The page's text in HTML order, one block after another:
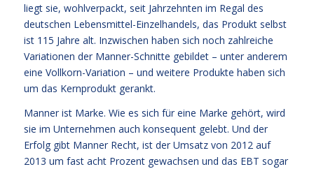
liegt sie, wohlverpackt, seit Jahrzehnten im Regal des
deutschen Lebensmittel-Einzelhandels, das Produkt selbst
ist 115 Jahre alt. Inzwischen haben sich noch zahlreiche
Variationen der Manner-Schnitte gebildet – unter anderem
eine Vollkorn-Variation – und weitere Produkte haben sich
um das Kernprodukt gerankt.
Manner ist Marke. Wie es sich für eine Marke gehört, wird
sie im Unternehmen auch konsequent gelebt. Und der
Erfolg gibt Manner Recht, ist der Umsatz von 2012 auf
2013 um fast acht Prozent gewachsen und das EBT sogar